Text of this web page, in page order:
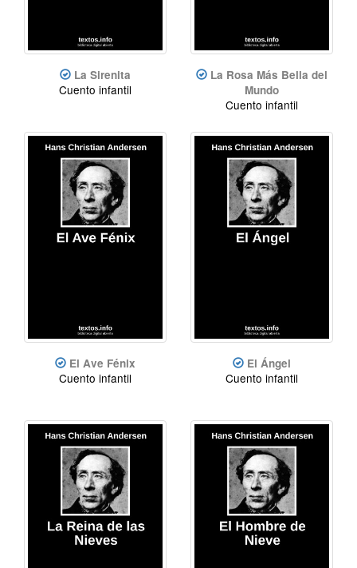
La Sirenita
Cuento infantil
La Rosa Más Bella del
Mundo
Cuento infantil
El Ave Fénix
Cuento infantil
El Ángel
Cuento infantil